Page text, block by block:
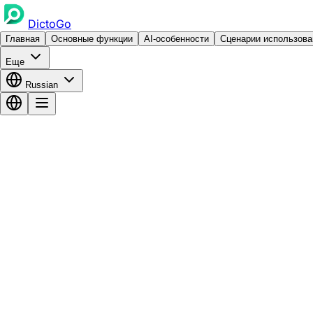
DictoGo
Главная Основные функции AI-особенности Сценарии
Еще
Russian